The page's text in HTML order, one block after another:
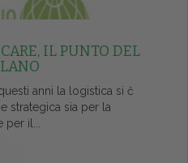
IL PUNTO DEL
anni la logistica si č
strategica sia per la
il...